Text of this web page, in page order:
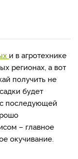
и в агротехнике
регионах, а вот
получить не
будет
последующей
– главное
окучивание.